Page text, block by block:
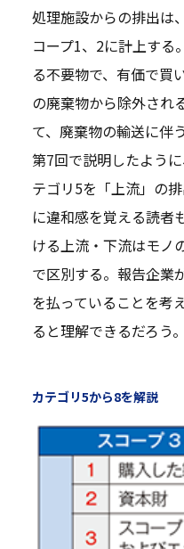
処理施設からの排出は
コープ1、2に計上する
る不要物で、有価で買
の廃棄物から除外され
て、廃棄物の輸送に伴
第7回で説明したよう
テゴリ5を「上流」の
に違和感を覚える読者
ける上流・下流はモノ
で区別する。報告企業
を払っていることを考
ると理解できるだろう。
カテゴリ5から8を解説